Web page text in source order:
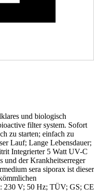
und biologisch
filter system. Sofort
zu starten; einfach zu
Lauf; Lange Lebensdauer;
Integrierter 5 Watt UV-C
und der Krankheitserreger
sera siporax ist dieser
230 V; 50 Hz; TÜV; GS; CE